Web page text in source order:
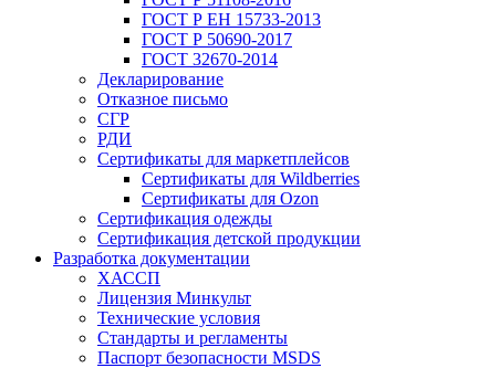
ГОСТ Р ЕН 15733-2013
ГОСТ Р 50690-2017
ГОСТ 32670-2014
Декларирование
Отказное письмо
СГР
РДИ
Сертификаты для маркетплейсов
Сертификаты для Wildberries
Сертификаты для Ozon
Сертификация одежды
Сертификация детской продукции
Разработка документации
ХАССП
Лицензия Минкульт
Технические условия
Стандарты и регламенты
Паспорт безопасности MSDS